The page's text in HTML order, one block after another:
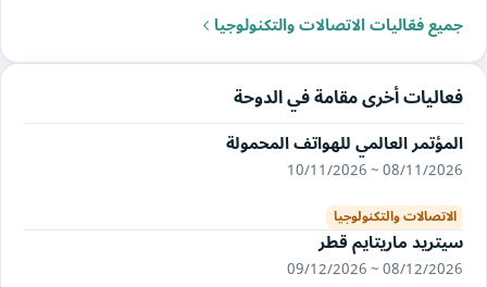
جميع فعّاليات الاتصالات والتكنولوجيا
فعاليات أخرى مقامة في الدوحة
المؤتمر العالمي للهواتف المحمولة
08/11/2026 ~ 10/11/2026
الاتصالات والتكنولوجيا
سيتريد ماريتايم قطر
08/12/2026 ~ 09/12/2026